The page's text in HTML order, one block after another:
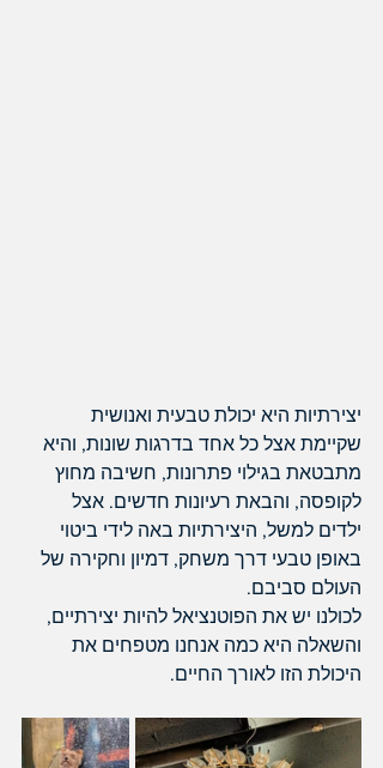
יצירתיות היא יכולת טבעית ואנושית
שקיימת אצל כל אחד בדרגות שונות, והיא
מתבטאת בגילוי פתרונות, חשיבה מחוץ
לקופסה, והבאת רעיונות חדשים. אצל
ילדים למשל, היצירתיות באה לידי ביטוי
באופן טבעי דרך משחק, דמיון וחקירה של
העולם סביבם.
לכולנו יש את הפוטנציאל להיות יצירתיים,
והשאלה היא כמה אנחנו מטפחים את
היכולת הזו לאורך החיים.